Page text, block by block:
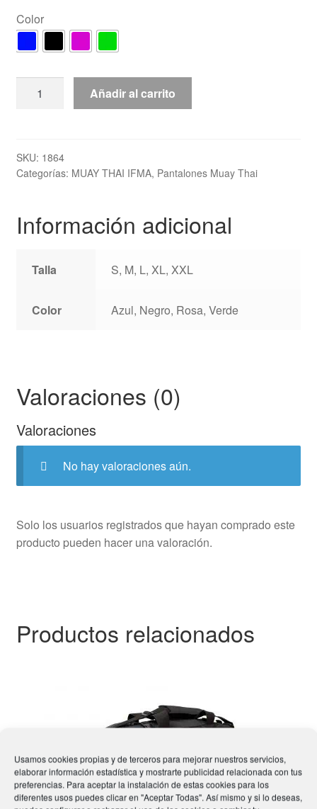
Usamos cookies propias y de terceros para mejorar nuestros servicios,
elaborar información estadística y mostrarte publicidad relacionada con tus
preferencias. Para aceptar la instalación de estas cookies para los
diferentes usos puedes clicar en "Aceptar Todas". Así mismo y si lo deseas,
Color
corto
"STAR"
cantidad
Añadir al carrito
SKU: 1864
Categorías: MUAY THAI IFMA, Pantalones Muay Thai
Información adicional
Talla S, M, L, XL, XXL
Color Azul, Negro, Rosa, Verde
Valoraciones (0)
Valoraciones
No hay valoraciones aún.
Solo los usuarios registrados que hayan comprado este
producto pueden hacer una valoración.
Productos relacionados